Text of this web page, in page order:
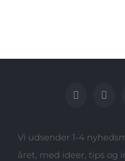
Vi udsender 1-4
året, med ideer, tips og